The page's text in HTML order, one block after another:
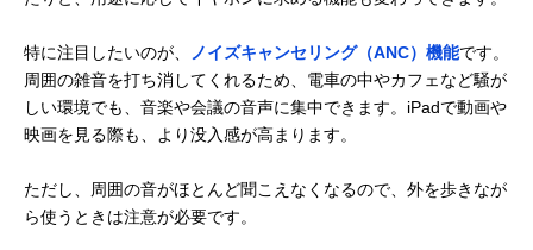
特に注目したいのが、 ノイズキャンセリング（ANC）機能です。
周囲の雑音を打ち消してくれるため、電車の中やカフェなど騒が
しい環境でも、音楽や会議の音声に集中できます。iPadで動画や
映画を見る際も、より没入感が高まります。
ただし、周囲の音がほとんど聞こえなくなるので、外を歩きなが
ら使うときは注意が必要です。